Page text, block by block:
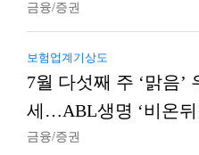
금융/증권
보험업계기상도
7월 다섯째 주 ‘맑음’
세…ABL생명 ‘비온뒤
금융/증권